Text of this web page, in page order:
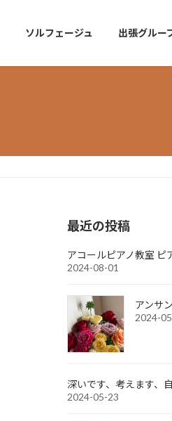
ソルフェージュ 出張グルー
最近の投稿
アコールピアノ教室 ピ
2024-08-01
アンサ
2024-
深いです、考えます、
2024-05-23